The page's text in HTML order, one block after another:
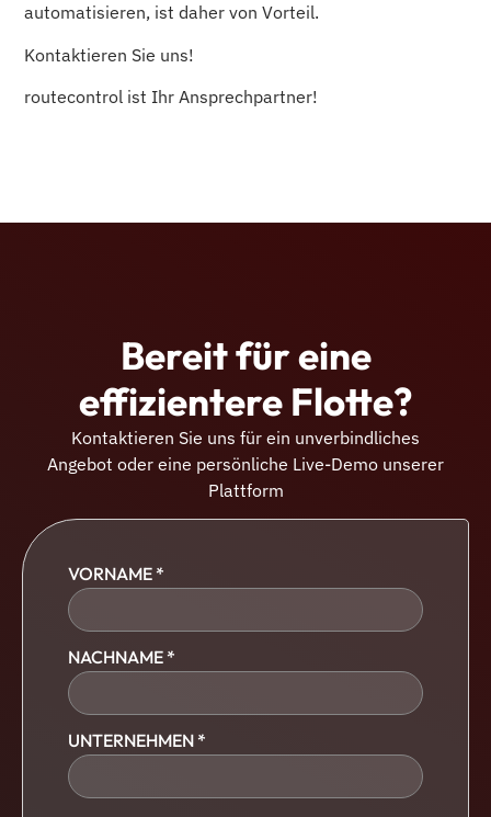
automatisieren, ist daher von Vorteil.
Kontaktieren Sie uns!
routecontrol ist Ihr Ansprechpartner!
Bereit für eine
effizientere Flotte?
Kontaktieren Sie uns für ein unverbindliches
Angebot oder eine persönliche Live-Demo unserer
Plattform
VORNAME *
NACHNAME *
UNTERNEHMEN *